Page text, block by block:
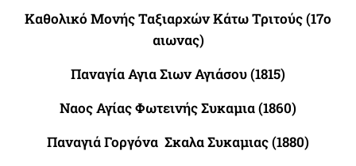
Καθολικό Μονής Ταξιαρχών Κάτω Τριτούς (17ο
αιωνας)
Παναγία Αγια Σιων Αγιάσου (1815)
Ναος Αγίας Φωτεινής Συκαμια (1860)
Παναγιά Γοργόνα Σκαλα Συκαμιας (1880)